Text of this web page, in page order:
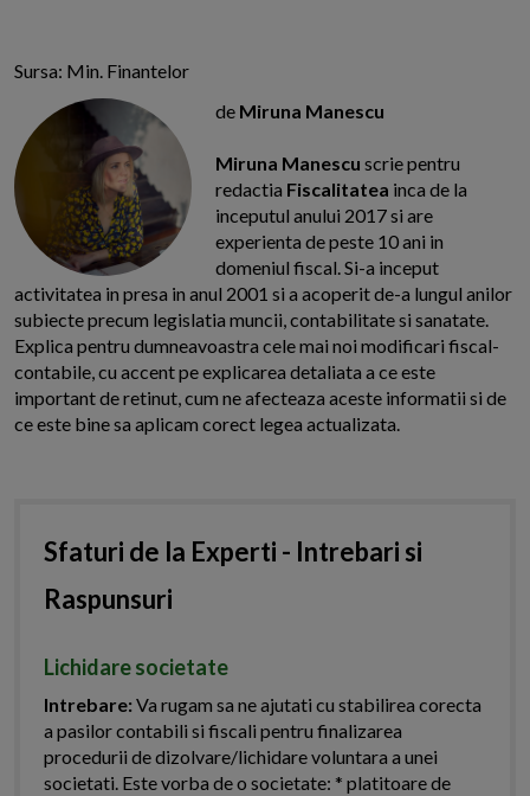
Sursa: Min. Finantelor
de Miruna Manescu
Miruna Manescu scrie pentru
redactia Fiscalitatea inca de la
inceputul anului 2017 si are
experienta de peste 10 ani in
domeniul fiscal. Si-a inceput
activitatea in presa in anul 2001 si a acoperit de-a lungul anilor
subiecte precum legislatia muncii, contabilitate si sanatate.
Explica pentru dumneavoastra cele mai noi modificari fiscal-
contabile, cu accent pe explicarea detaliata a ce este
important de retinut, cum ne afecteaza aceste informatii si de
ce este bine sa aplicam corect legea actualizata.
Sfaturi de la Experti - Intrebari si
Raspunsuri
Lichidare societate
Intrebare:Va rugam sa ne ajutati cu stabilirea corecta
a pasilor contabili si fiscali pentru finalizarea
procedurii de dizolvare/lichidare voluntara a unei
societati. Este vorba de o societate: * platitoare de